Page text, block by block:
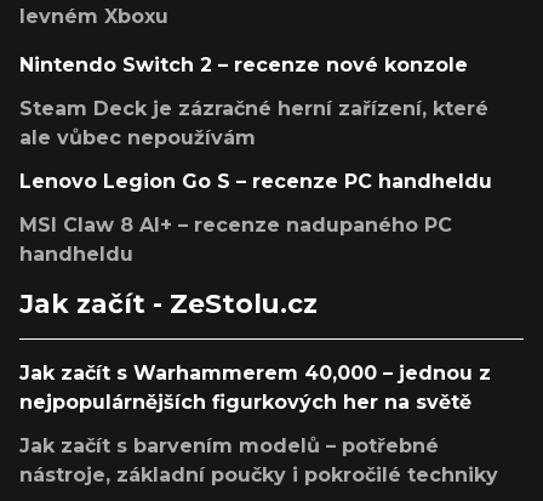
levném Xboxu
Nintendo Switch 2 – recenze nové konzole
Steam Deck je zázračné herní zařízení, které
ale vůbec nepoužívám
Lenovo Legion Go S – recenze PC handheldu
MSI Claw 8 AI+ – recenze nadupaného PC
handheldu
Jak začít - ZeStolu.cz
Jak začít s Warhammerem 40,000 – jednou z
nejpopulárnějších figurkových her na světě
Jak začít s barvením modelů – potřebné
nástroje, základní poučky i pokročilé techniky